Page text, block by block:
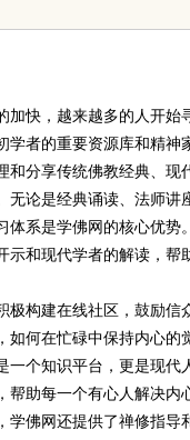
加快，越来越多的人开
学者的重要资源库和精神
和分享传统佛教经典、
无论是经典诵读、法师讲
体系是学佛网的核心优
示和现代学者的解读，
极构建在线社区，鼓励
如何在忙碌中保持内心的
一个知识平台，更是现代
帮助每一个有心人解决内
学佛网还提供了禅修指导